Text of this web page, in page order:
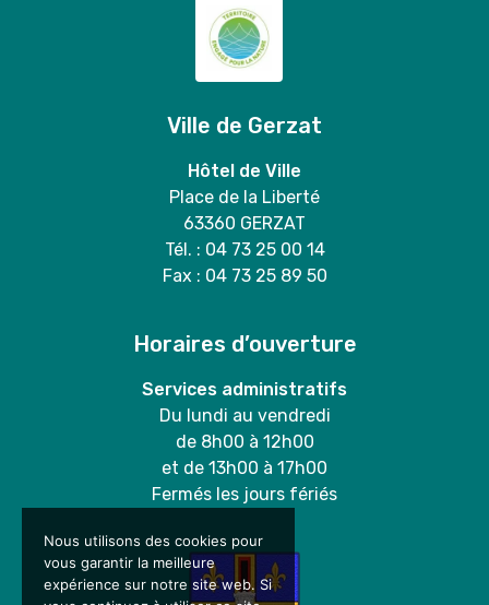
Ville de Gerzat
Hôtel de Ville
Place de la Liberté
63360 GERZAT
Tél. : 04 73 25 00 14
Fax : 04 73 25 89 50
Horaires d’ouverture
Services administratifs
Du lundi au vendredi
de 8h00 à 12h00
et de 13h00 à 17h00
Fermés les jours fériés
Nous utilisons des cookies pour
vous garantir la meilleure
expérience sur notre site web. Si